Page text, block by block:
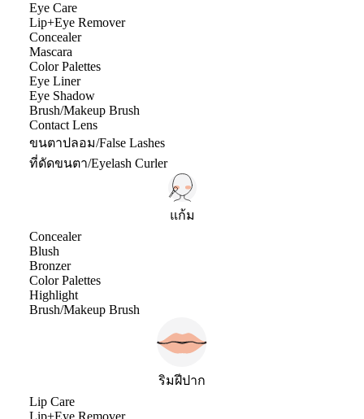
Eye Care
Lip+Eye Remover
Concealer
Mascara
Color Palettes
Eye Liner
Eye Shadow
Brush/Makeup Brush
Contact Lens
ขนตาปลอม/False Lashes
ที่ดัดขนตา/Eyelash Curler
แก้ม
Concealer
Blush
Bronzer
Color Palettes
Highlight
Brush/Makeup Brush
ริมฝีปาก
Lip Care